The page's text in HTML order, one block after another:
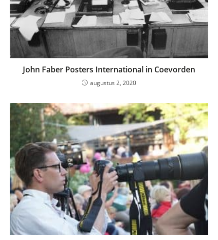
John Faber Posters International in Coevorden
augustus 2, 2020